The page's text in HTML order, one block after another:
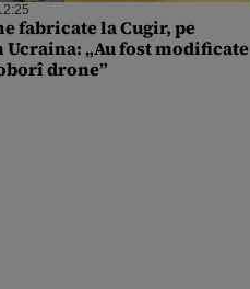
fabricate la Cugir, pe
„Au fost modificate
drone”